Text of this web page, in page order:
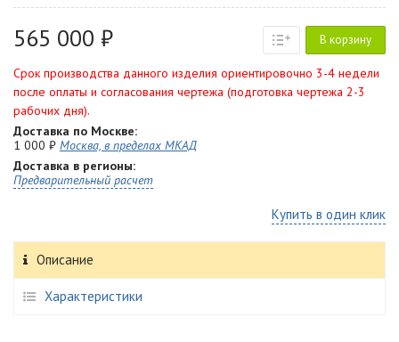
565 000 ₽ В корзину
Срок производства данного изделия ориентировочно 3-4 недели
после оплаты и согласования чертежа (подготовка чертежа 2-3
рабочих дня).
Доставка по Москве:
1 000 ₽ Москва, в пределах МКАД
Доставка в регионы:
Предварительный расчет
Купить в один клик
Описание
Характеристики